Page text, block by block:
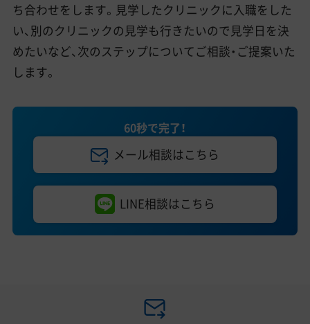
ち合わせをします。見学したクリニックに入職をした
い、別のクリニックの見学も行きたいので見学日を決
めたいなど、次のステップについてご相談・ご提案いた
します。
60秒で完了！
メール相談はこちら
LINE相談はこちら